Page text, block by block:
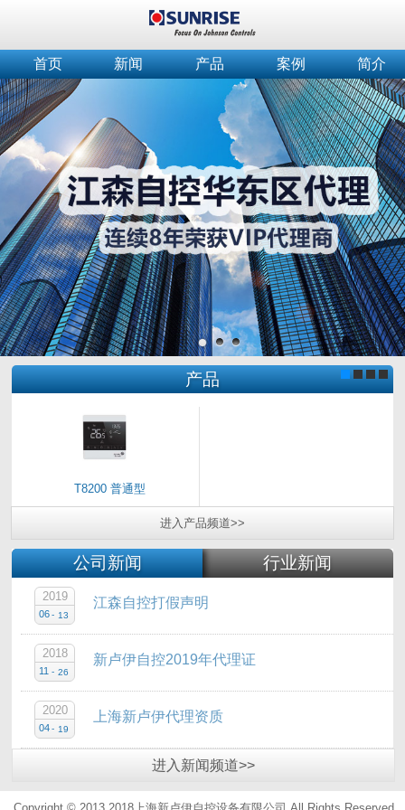
首页 新闻 产品 案例 简介
产品
T8200 普通型
进入 产品频道>>
公司新闻 行业新闻
江森自控打假声明
2019
06 - 13
新卢伊自控2019年代理证
2018
11 - 26
上海新卢伊代理资质
2020
04 - 19
进入 新闻频道>>